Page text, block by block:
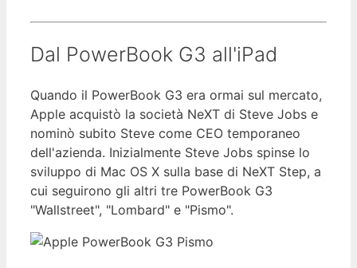
Dal PowerBook G3 all'iPad
Quando il PowerBook G3 era ormai sul mercato,
Apple acquistò la società NeXT di Steve Jobs e
nominò subito Steve come CEO temporaneo
dell'azienda. Inizialmente Steve Jobs spinse lo
sviluppo di Mac OS X sulla base di NeXT Step, a
cui seguirono gli altri tre PowerBook G3
"Wallstreet", "Lombard" e "Pismo".